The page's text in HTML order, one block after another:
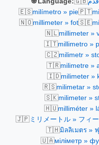
🇪🇸milímetro » pie🇵🇹
🇳🇴millimeter » fot🇸🇪
🇳🇱millimeter »
🇮🇹millimetro »
🇨🇿milimetr »
🇹🇷milimetre »
🇮🇩milimeter »
🇷🇸milimetar »
🇸🇰milimeter »
🇭🇺milliméter »
🇯🇵ミリメートル » フィー
🇹🇭มิลลิเมตร »
🇺🇦міліметр »